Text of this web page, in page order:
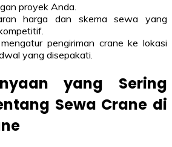
proyek Anda.
harga dan skema sewa yang
pengiriman crane ke lokasi
yang disepakati.
yang Sering
Sewa Crane di